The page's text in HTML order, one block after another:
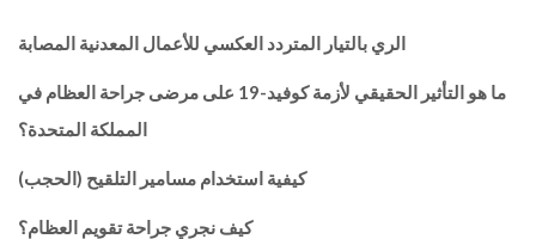
الري بالتيار المتردد العكسي للأعمال المعدنية المصابة
ما هو التأثير الحقيقي لأزمة كوفيد-19 على مرضى جراحة العظام في
المملكة المتحدة؟
كيفية استخدام مسامير التلقيح (الحجب)
كيف نجري جراحة تقويم العظام؟